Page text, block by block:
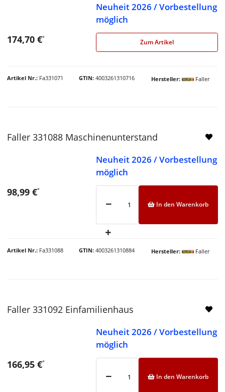
Neuheit 2026 / Vorbestellung
möglich
Artikel Nr. Fa331071 GTIN 4003261310716 Hersteller Faller
174,70 €*
Zum Artikel
Faller 331088 Maschinenunterstand
Neuheit 2026 / Vorbestellung
möglich
Artikel Nr. Fa331088 GTIN 4003261310884 Hersteller Faller
98,99 €*
In den Warenkorb
Faller 331092 Einfamilienhaus
Neuheit 2026 / Vorbestellung
möglich
166,95 €*
In den Warenkorb